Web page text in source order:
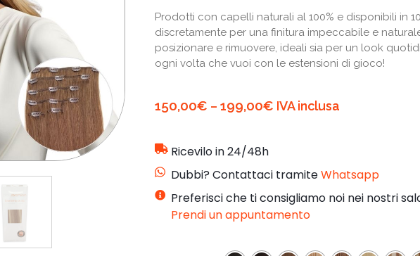
Prodotti con capelli naturali al 100% e disponibili in
discretamente per una finitura impeccabile e
posizionare e rimuovere, ideali sia per un look
ogni volta che vuoi con le estensioni di gioco!
150,00€ – 199,00€ IVA inclusa
Ricevilo in 24/48h
Dubbi? Contattaci tramiteWhatsapp
Preferisci che ti consigliamo noi nei nostri
Prendi un appuntamento